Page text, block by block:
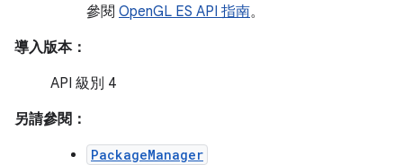
參閱 OpenGL ES API 指南。
導入版本：
API 級別 4
另請參閱：
PackageManager